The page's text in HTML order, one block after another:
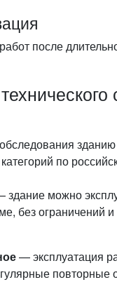
после
по
здание можно
без ограничений
— эксплуатация
повторные